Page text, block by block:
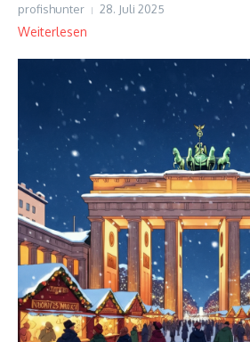
profishunter 28. Juli 2025
Weiterlesen